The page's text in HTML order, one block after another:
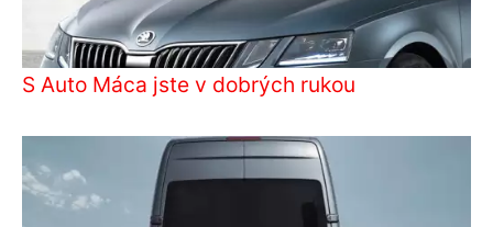
S Auto Máca jste v dobrých rukou